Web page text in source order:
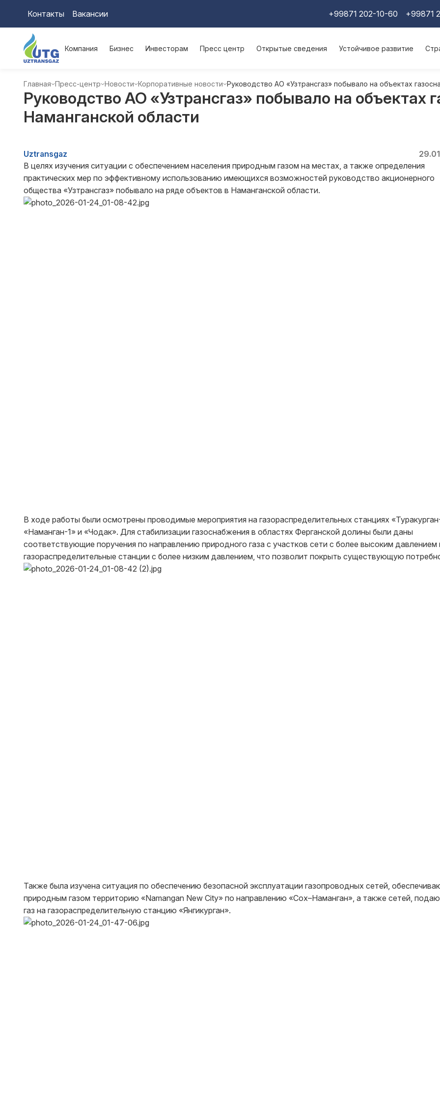
Контакты Вакансии +99871 202-10-60 +99871
Компания Бизнес Инвесторам Пресс центр Открытые сведения Устойчивое развитие
Главная Пресс-центр Новости Корпоративные новости Руководство АО «Узтрансгаз» побывало на объектах
Руководство АО «Узтрансгаз» побывало на объектах
Наманганской области
Uztransgaz
В целях изучения ситуации с обеспечением населения природным газом на местах, а также определения
практических мер по эффективному использованию имеющихся возможностей руководство акционерного
общества «Узтрансгаз» побывало на ряде объектов в Наманганской области.
В ходе работы были осмотрены проводимые мероприятия на газораспределительных станциях
«Наманган-1» и «Чодак». Для стабилизации газоснабжения в областях Ферганской долины были даны
соответствующие поручения по направлению природного газа с участков сети с более высоким давлением
газораспределительные станции с более низким давлением, что позволит покрыть существующую
Также была изучена ситуация по обеспечению безопасной эксплуатации газопроводных сетей,
природным газом территорию «Namangan New City» по направлению «Сох–Наманган», а также сетей,
газ на газораспределительную станцию «Янгикурган».